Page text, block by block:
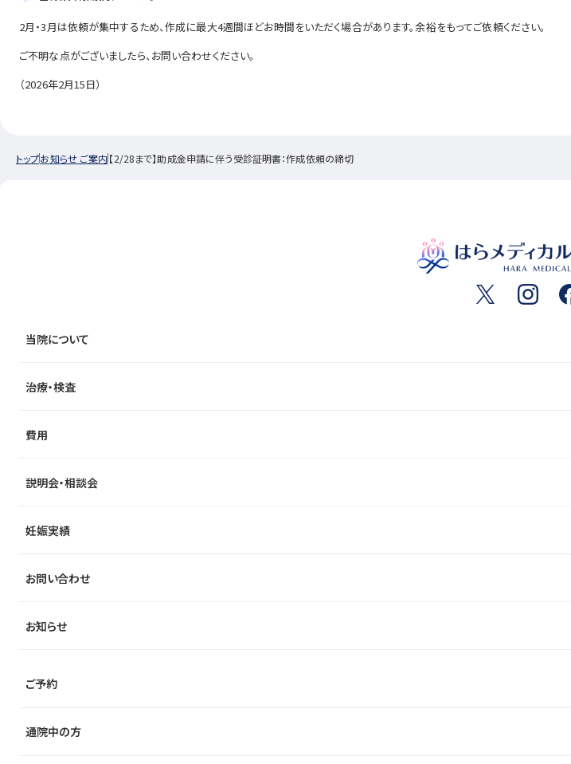
2月・3月は依頼が集中するため、作成に最大4週間ほどお時間をいただく場合があります。余裕をもってご依頼ください。
ご不明な点がございましたら、お問い合わせください。
（2026年2月15日）
トップお知らせ ご案内【2/28まで】助成金申請に伴う受診証明書：作成依頼の締切
当院について
治療・検査
費用
説明会・相談会
妊娠実績
お問い合わせ
お知らせ
通院中の方
ご予約